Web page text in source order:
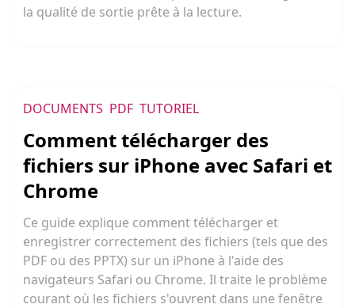
la qualité de sortie prête à la lecture.
DOCUMENTS PDF TUTORIEL
Comment télécharger des
fichiers sur iPhone avec Safari et
Chrome
Ce guide explique comment télécharger et
enregistrer correctement des fichiers (tels que des
PDF ou des PPTX) sur un iPhone à l'aide des
navigateurs Safari ou Chrome. Il traite le problème
courant où les fichiers s'ouvrent dans une fenêtre